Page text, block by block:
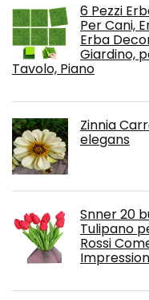
6 Pezzi
Per Cani,
Erba
Giardino,
Tavolo, Piano
Zinnia
elegans
Snner 20
Tulipano
Rossi